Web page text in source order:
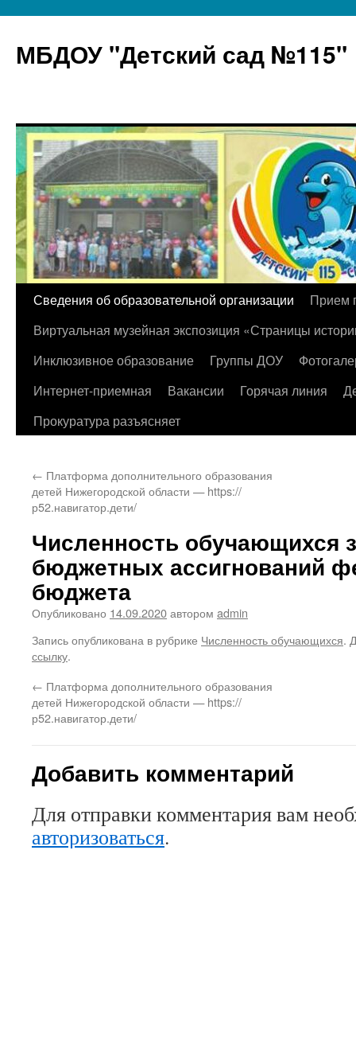
МБДОУ "Детский сад №115"
Перейти
содержимому
Сведения об образовательной организации
Прием
Виртуальная музейная экспозиция «Страницы
Инклюзивное образование
Группы ДОУ
Интернет-приемная
Вакансии Горячая линия
Прокуратура разъясняет
← Платформа дополнительного образования
детей Нижегородской области — https://
р52.навигатор.дети/
Численность обучающихся
бюджетных ассигнований
бюджета
Опубликовано 14.09.2020автором admin
Запись опубликована в рубрике Численность обучающихся.
ссылку.
← Платформа дополнительного образования
детей Нижегородской области — https://
р52.навигатор.дети/
Добавить комментарий
Для отправки комментария вам
авторизоваться.